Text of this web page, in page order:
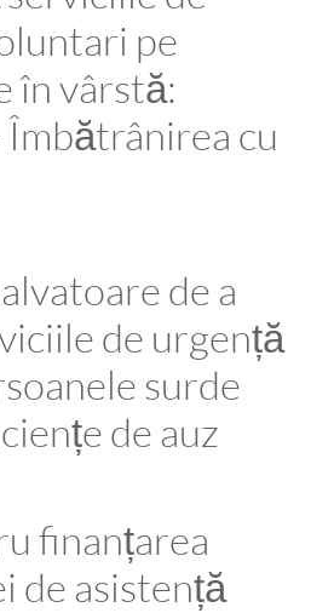
pe
în vârstă:
cu
de a
de urgență
surde
de auz
finanțarea
de asistență